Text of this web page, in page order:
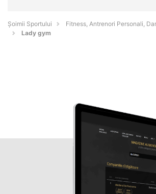
Șoimii Sportului
Fitness, Antrenori Personali,
Lady gym